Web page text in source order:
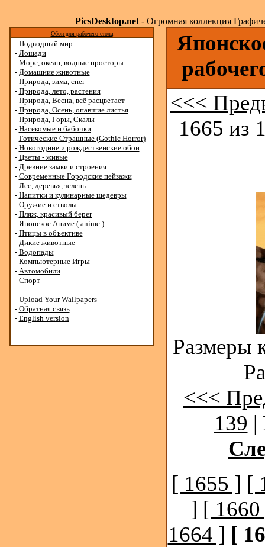
PicsDesktop.net- Огромная коллекция
Обои для рабочего стола
- Подводный мир
- Лошади
- Море, океан, водные просторы
- Домашние животные
- Природа, зима, снег
- Природа, лето, растения
- Природа, Весна, всё расцветает
- Природа, Осень, опавшие листья
- Природа, Горы, Скалы
- Насекомые и бабочки
- Готические Страшные (Gothic Horror)
- Новогодние и рождественские обои
- Цветы - живые
- Древние замки и строения
- Современные Городские пейзажи
- Лес, деревья, зелень
- Напитки и кулинарные шедевры
- Оружие и стволы
- Пляж, красивый берег
- Японское Аниме ( anime )
- Птицы в объективе
- Дикие животные
- Водопады
- Компьютерные Игры
- Автомобили
- Спорт
- Upload Your Wallpapers
- Обратная связь
- English version
<<<
1665 из
Размеры
<<<
139 |
[ 1655 ] [
] [
1664 ] [